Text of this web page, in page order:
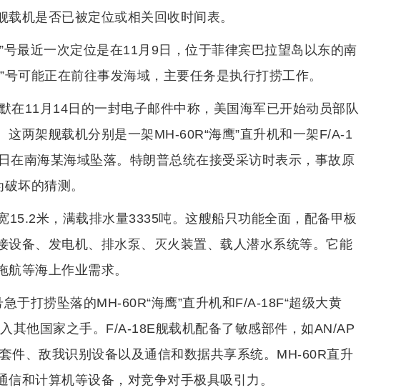
机是否已被定位或相关回收时间表。
最近一次定位是在11月9日，位于菲律宾巴拉望岛以东的南
可能正在前往事发海域，主要任务是执行打捞工作。
在11月14日的一封电子邮件中称，美国海军已开始动员部队
两架舰载机分别是一架MH-60R“海鹰”直升机和一架F/A-1
在南海某海域坠落。特朗普总统在接受采访时表示，事故原
坏的猜测。
15.2米，满载排水量3335吨。这艘船只功能全面，配备甲板
设备、发电机、排水泵、灭火装置、载人潜水系统等。它能
等海上作业需求。
于打捞坠落的MH-60R“海鹰”直升机和F/A-18F“超级大黄
其他国家之手。F/A-18E舰载机配备了敏感部件，如AN/AP
件、敌我识别设备以及通信和数据共享系统。MH-60R直升
和计算机等设备，对竞争对手极具吸引力。